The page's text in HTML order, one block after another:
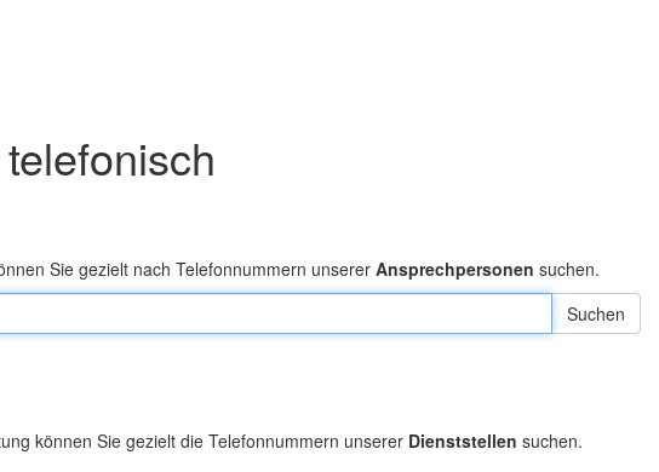
Sie gezielt nach Telefonnummern unserer Ansprechpersonen suchen.
können Sie gezielt die Telefonnummern unserer Dienststellen suchen.